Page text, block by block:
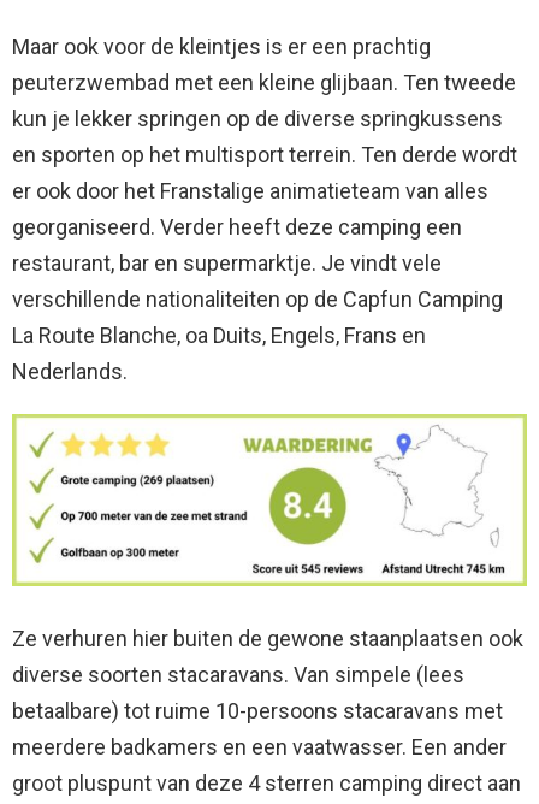
Maar ook voor de kleintjes is er een prachtig
peuterzwembad met een kleine glijbaan. Ten tweede
kun je lekker springen op de diverse springkussens
en sporten op het multisport terrein. Ten derde wordt
er ook door het Franstalige animatieteam van alles
georganiseerd. Verder heeft deze camping een
restaurant, bar en supermarktje. Je vindt vele
verschillende nationaliteiten op de Capfun Camping
La Route Blanche, oa Duits, Engels, Frans en
Nederlands.
Ze verhuren hier buiten de gewone staanplaatsen ook
diverse soorten stacaravans. Van simpele (lees
betaalbare) tot ruime 10-persoons stacaravans met
meerdere badkamers en een vaatwasser. Een ander
groot pluspunt van deze 4 sterren camping direct aan